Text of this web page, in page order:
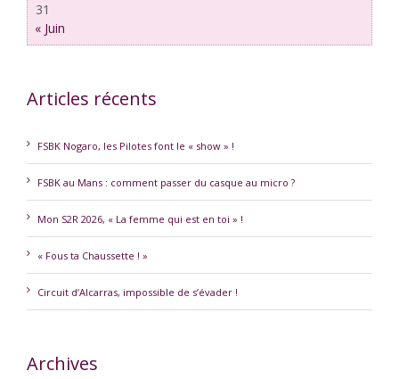
31
« Juin
Articles récents
FSBK Nogaro, les Pilotes font le « show » !
FSBK au Mans : comment passer du casque au micro ?
Mon S2R 2026, « La femme qui est en toi » !
« Fous ta Chaussette ! »
Circuit d’Alcarras, impossible de s’évader !
Archives